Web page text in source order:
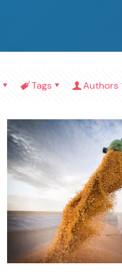
Tags Authors